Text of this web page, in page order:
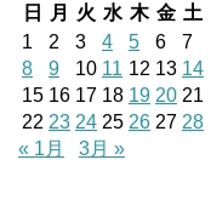
日
月 火 水 木 金 土
1
2 3 4 5 6
7
8
9 10 11 12 13 14
15 16 17 18 19 20 21
22 23 24 25 26 27 28
« 1月
3月 »